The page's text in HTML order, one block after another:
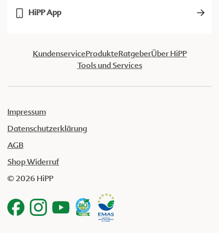
HiPP App
KundenserviceProdukteRatgeberÜber HiPP
Tools und Services
Impressum
Datenschutzerklärung
AGB
Shop Widerruf
© 2026 HiPP